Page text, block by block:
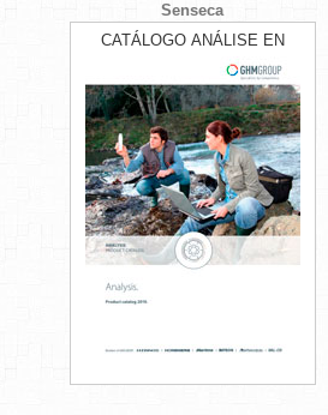
Senseca
CATÁLOGO ANÁLISE EN